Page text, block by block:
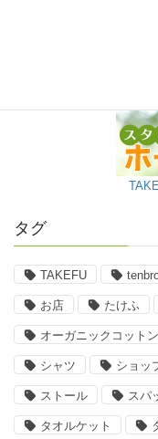
タグ
TAKEFU
お店 たけふ
オーガニックコットン
シャツ ショッ
ストール スパ
タオルケット